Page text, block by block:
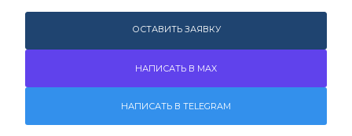
ОСТАВИТЬ ЗАЯВКУ
НАПИСАТЬ В MAX
НАПИСАТЬ В TELEGRAM